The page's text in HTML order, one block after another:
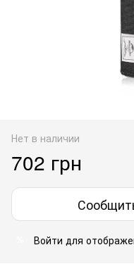
Нет в наличии
702 грн
Войти для